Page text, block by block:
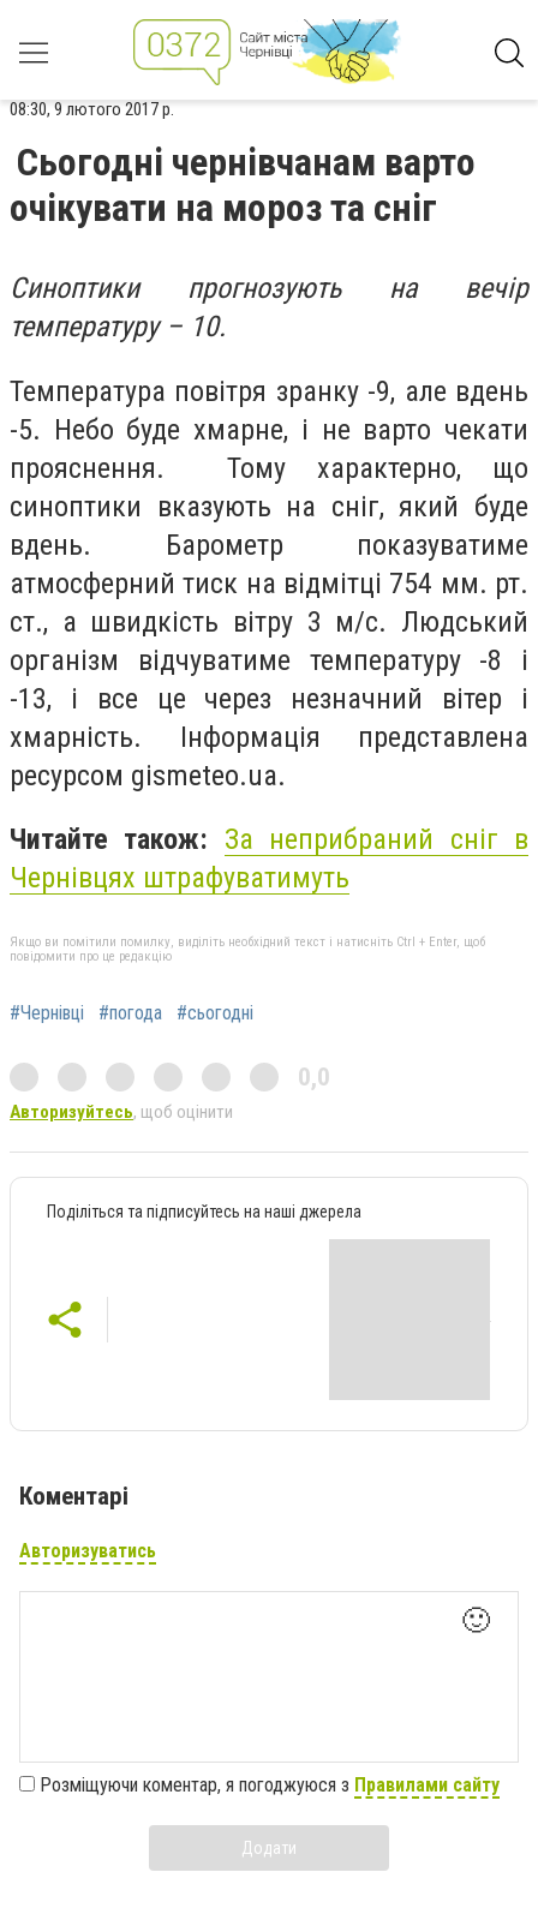
08:30, 9 лютого 2017 р.
Сьогодні чернівчанам варто
очікувати на мороз та сніг
Синоптики прогнозують на вечір
температуру – 10.
Температура повітря зранку -9, але вдень
-5. Небо буде хмарне, і не варто чекати
прояснення. Тому характерно, що
синоптики вказують на сніг, який буде
вдень. Барометр показуватиме
атмосферний тиск на відмітці 754 мм. рт.
ст., а швидкість вітру 3 м/с. Людський
організм відчуватиме температуру -8 і
-13, і все це через незначний вітер і
хмарність. Інформація представлена
ресурсом gismeteo.ua.
Читайте також: За неприбраний сніг в
Чернівцях штрафуватимуть
Якщо ви помітили помилку, виділіть необхідний текст і натисніть Ctrl + Enter, щоб
повідомити про це редакцію
#Чернівці #погода #сьогодні
0,0
Авторизуйтесь, щоб оцінити
Поділіться та підписуйтесь на наші джерела
Коментарі
Авторизуватись
🙂
Розміщуючи коментар, я погоджуюся з Правилами сайту
Додати